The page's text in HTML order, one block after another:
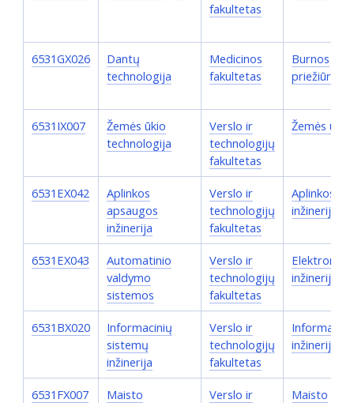
fakultetas
6531GX026
Dantų
technologija
Medicinos
fakultetas
Burnos
priežiūra
6531IX007
Žemės ūkio
technologija
Verslo ir
technologijų
fakultetas
Žemės ūkis
6531EX042
Aplinkos
apsaugos
inžinerija
Verslo ir
technologijų
fakultetas
Aplinkos
inžinerija
6531EX043
Automatinio
valdymo
sistemos
Verslo ir
technologijų
fakultetas
inžinerija
6531BX020
Informacinių
sistemų
inžinerija
Verslo ir
technologijų
fakultetas
inžinerija
6531FX007
Maisto
Verslo ir
Maisto